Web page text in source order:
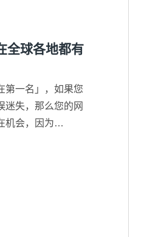
全球各地都有
第一名」，如果您
迷失，那么您的网
机会，因为